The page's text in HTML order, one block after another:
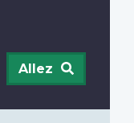
Allez